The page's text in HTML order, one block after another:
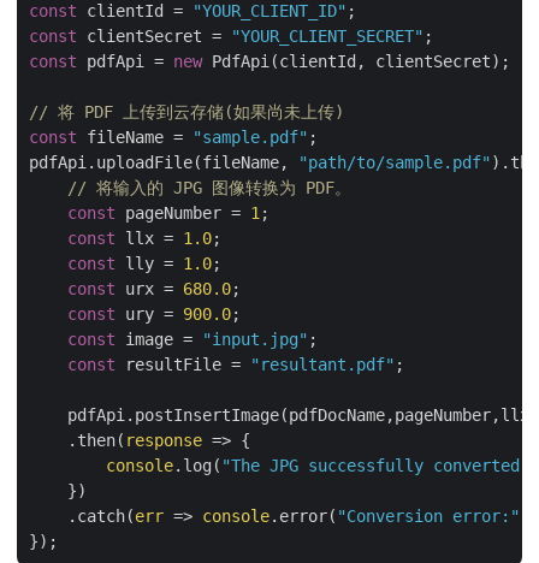
const clientId = "YOUR_CLIENT_ID"
const clientSecret = "YOUR_CLIENT_SECRET"
const pdfApi = new PdfApi(clientId, clientSecret);
// 将 PDF 上传到云存储(如果尚未上传)
const fileName = "sample.pdf" ;
pdfApi.uploadFile(fileName,
"path/to/sample.pdf"
// 将输入的 JPG 图像转换为 PDF。
const pageNumber = 1 ;
const llx = 1.0;
const lly = 1.0;
const urx = 680.0;
const ury = 900.0;
const image = "input.jpg" ;
const resultFile = "resultant.pdf" ;
    .then(
response => {
console.log( "The JPG successfully converted
    })
    .catch(
err => console.error( "Conversion error:"